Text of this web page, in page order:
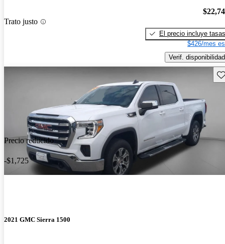
Trato justo
El precio incluye tasas
$426/mes
Verif. disponibilidad
Precio reducido
-$1,725
2021 GMC Sierra 1500